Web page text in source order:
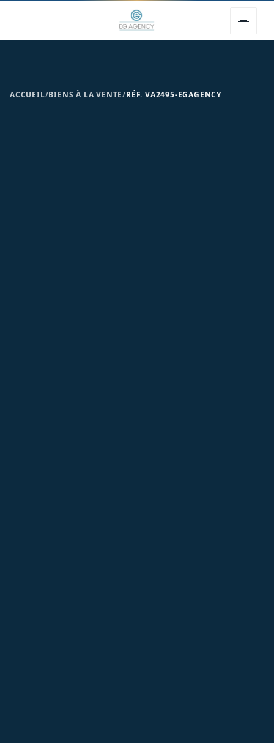
ACCUEIL/BIENS À LA VENTE/RÉF. VA2495-EGAGENCY